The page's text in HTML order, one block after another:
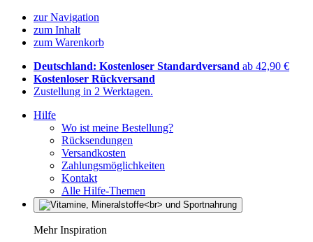
zur Navigation
zum Inhalt
zum Warenkorb
Deutschland: Kostenloser Standardversand ab 42,90 €
Kostenloser Rückversand
Zustellung in 2 Werktagen.
Hilfe
Wo ist meine Bestellung?
Rücksendungen
Versandkosten
Zahlungsmöglichkeiten
Kontakt
Alle Hilfe-Themen
Mehr Inspiration